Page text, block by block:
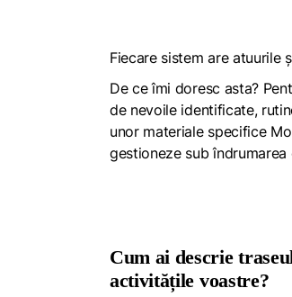
Fiecare sistem are atuurile
De ce îmi doresc asta?
de nevoile identificate,
unor materiale specifice
gestioneze sub
Cum ai descrie
activitățile voastre?